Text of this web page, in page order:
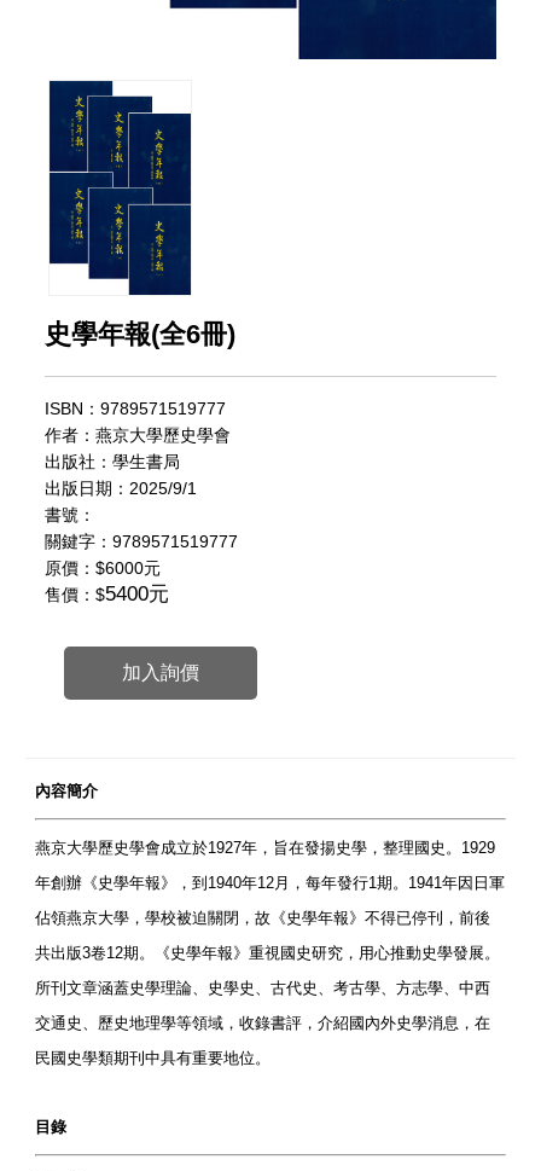
史學年報(全6冊)
ISBN：9789571519777
作者：燕京大學歷史學會
出版社：學生書局
出版日期：2025/9/1
書號：
關鍵字：9789571519777
原價：$6000元
售價：$5400元
加入詢價
內容簡介
燕京大學歷史學會成立於1927年，旨在發揚史學，整理國史。1929
年創辦《史學年報》，到1940年12月，每年發行1期。1941年因日軍
佔領燕京大學，學校被迫關閉，故《史學年報》不得已停刊，前後
共出版3卷12期。《史學年報》重視國史研究，用心推動史學發展。
所刊文章涵蓋史學理論、史學史、古代史、考古學、方志學、中西
交通史、歷史地理學等領域，收錄書評，介紹國內外史學消息，在
民國史學類期刊中具有重要地位。
目錄